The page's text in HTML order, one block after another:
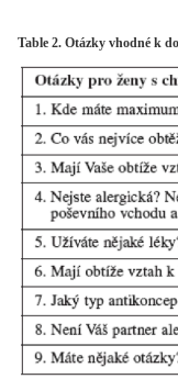
Table 2. Otázky vhodné k